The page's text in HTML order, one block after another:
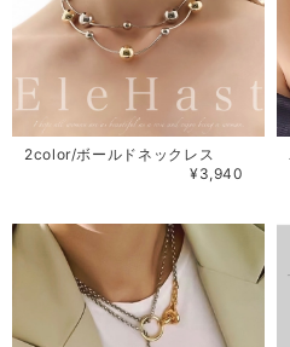
2color/ボールドネックレス
¥3,940